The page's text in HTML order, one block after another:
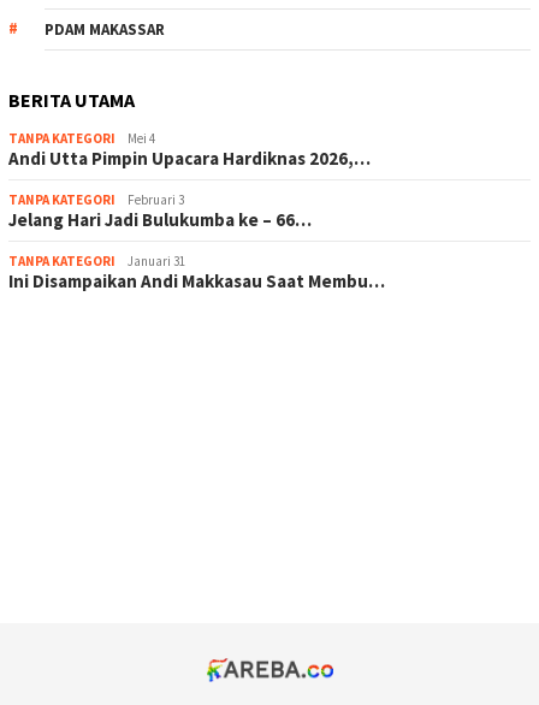
PDAM MAKASSAR
BERITA UTAMA
TANPA KATEGORI Mei 4
Andi Utta Pimpin Upacara Hardiknas 2026,…
TANPA KATEGORI Februari 3
Jelang Hari Jadi Bulukumba ke – 66…
TANPA KATEGORI Januari 31
Ini Disampaikan Andi Makkasau Saat Membu…